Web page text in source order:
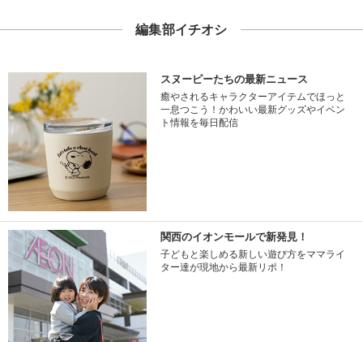
編集部イチオシ
スヌーピーたちの最新ニュース
癒やされるキャラクターアイテムでほっと
一息つこう！かわいい最新グッズやイベン
ト情報を毎日配信
関西のイオンモールで新発見！
子どもと楽しめる新しい遊び方をママライ
ター達が現地から最新リポ！